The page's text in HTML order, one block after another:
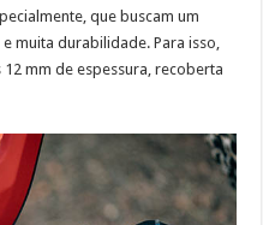
que buscam um
muita durabilidade. Para isso,
mm de espessura, recoberta